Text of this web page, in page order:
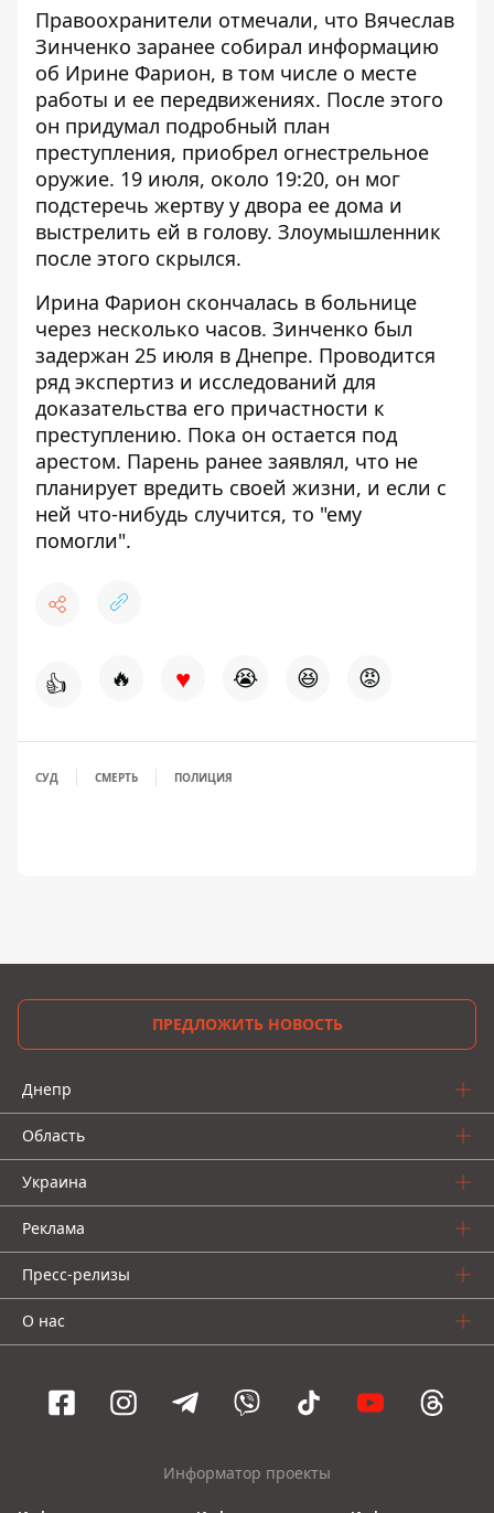
Правоохранители отмечали, что Вячеслав
Зинченко заранее собирал информацию
об Ирине Фарион, в том числе о месте
работы и ее передвижениях. После этого
он придумал подробный план
преступления, приобрел огнестрельное
оружие. 19 июля, около 19:20, он мог
подстеречь жертву у двора ее дома и
выстрелить ей в голову. Злоумышленник
после этого скрылся.
Ирина Фарион скончалась в больнице
через несколько часов. Зинченко был
задержан 25 июля в Днепре. Проводится
ряд экспертиз и исследований для
доказательства его причастности к
преступлению. Пока он остается под
арестом. Парень ранее заявлял, что не
планирует вредить своей жизни, и если с
ней что-нибудь случится, то "ему
помогли".
👍 🔥 ♥ 😭 😆 😡
СУД СМЕРТЬ ПОЛИЦИЯ
ПРЕДЛОЖИТЬ НОВОСТЬ
Днепр
Область
Украина
Реклама
Пресс-релизы
О нас
Информатор проекты